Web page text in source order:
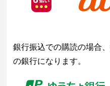
銀行振込での購読の場合
の銀行になります。